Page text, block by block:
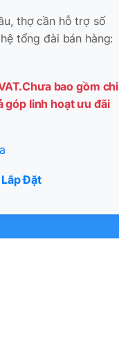
thợ cần hỗ trợ số
tổng đài bán hàng:
bao gồm chi
góp linh hoạt ưu đãi
Đặt